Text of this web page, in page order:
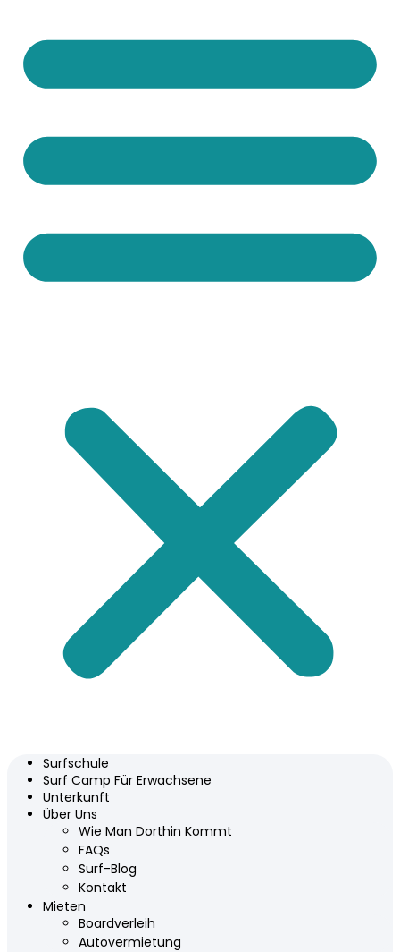
Surfschule
Surf Camp Für Erwachsene
Unterkunft
Über Uns
Wie Man Dorthin Kommt
FAQs
Surf-Blog
Kontakt
Mieten
Boardverleih
Autovermietung